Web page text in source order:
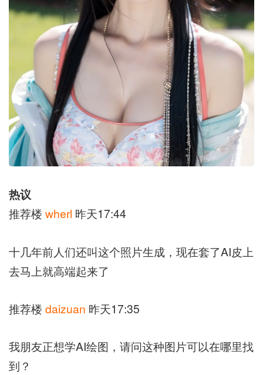
热议
推荐楼 wherl 昨天17:44
十几年前人们还叫这个照片生成，现在套了AI皮上
去马上就高端起来了
推荐楼 daizuan 昨天17:35
我朋友正想学AI绘图，请问这种图片可以在哪里找
到？